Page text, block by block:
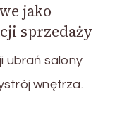
jako
sprzedaży
ubrań salony
wnętrza.